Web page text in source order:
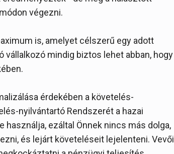
végezni.
is, amelyet célszerű egy adott
mindig biztos lehet abban, hogy
érdekében a követelés-
nyilvántartó Rendszerét a hazai
ezáltal Önnek nincs más dolga,
és lejárt követeléseit lejelenteni. Vevői